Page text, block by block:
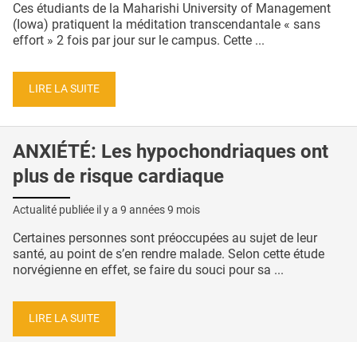
Ces étudiants de la Maharishi University of Management
(Iowa) pratiquent la méditation transcendantale « sans
effort » 2 fois par jour sur le campus. Cette ...
LIRE LA SUITE
ANXIÉTÉ: Les hypochondriaques ont
plus de risque cardiaque
Actualité publiée il y a 9 années 9 mois
Certaines personnes sont préoccupées au sujet de leur
santé, au point de s’en rendre malade. Selon cette étude
norvégienne en effet, se faire du souci pour sa ...
LIRE LA SUITE